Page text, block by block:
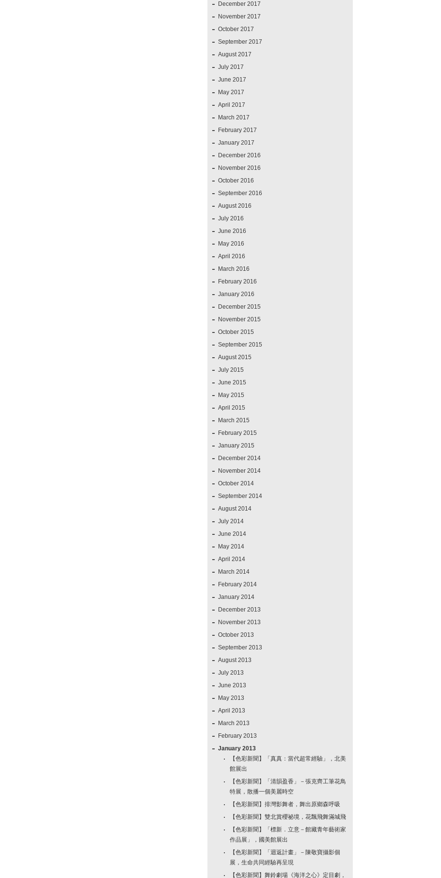
December 2017
November 2017
October 2017
September 2017
August 2017
July 2017
June 2017
May 2017
April 2017
March 2017
February 2017
January 2017
December 2016
November 2016
October 2016
September 2016
August 2016
July 2016
June 2016
May 2016
April 2016
March 2016
February 2016
January 2016
December 2015
November 2015
October 2015
September 2015
August 2015
July 2015
June 2015
May 2015
April 2015
March 2015
February 2015
January 2015
December 2014
November 2014
October 2014
September 2014
August 2014
July 2014
June 2014
May 2014
April 2014
March 2014
February 2014
January 2014
December 2013
November 2013
October 2013
September 2013
August 2013
July 2013
June 2013
May 2013
April 2013
March 2013
February 2013
January 2013
【色彩新聞】「真真：當代超常經驗」，北美
館展出
【色彩新聞】「清韻盈香」－張克齊工筆花鳥
特展，散播一個美麗時空
【色彩新聞】排灣影舞者，舞出原鄉森呼吸
【色彩新聞】雙北賞櫻祕境，花飄飛舞滿城飛
【色彩新聞】「標新．立意－館藏青年藝術家
作品展」，國美館展出
【色彩新聞】「迴返計畫」－陳敬寶攝影個
展，生命共同經驗再呈現
【色彩新聞】舞鈴劇場《海洋之心》定目劇，